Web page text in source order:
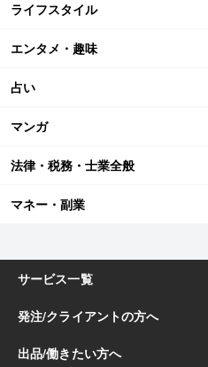
ライフスタイル
エンタメ・趣味
占い
マンガ
法律・税務・士業全般
マネー・副業